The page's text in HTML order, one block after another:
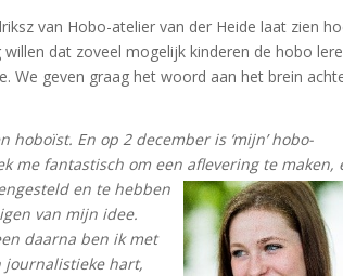
van Hobo-atelier van der Heide laat zien
dat zoveel mogelijk kinderen de hobo
We geven graag het woord aan het brein
En op 2 december is ‘mijn’ hobo-
me fantastisch om een aflevering te maken,
en te hebben
van mijn idee.
daarna ben ik met
journalistieke hart,